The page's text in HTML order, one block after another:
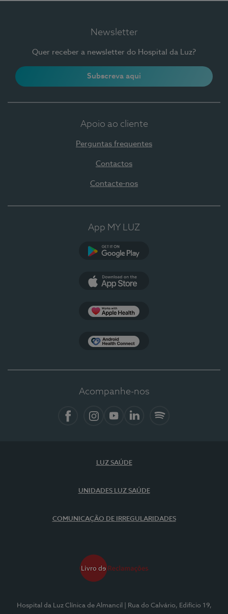
Newsletter
Quer receber a newsletter do Hospital da Luz?
Subscreva aqui
Apoio ao cliente
Perguntas frequentes
Contactos
Contacte-nos
App MY LUZ
Acompanhe-nos
LUZ SAÚDE
UNIDADES LUZ SAÚDE
COMUNICAÇÃO DE IRREGULARIDADES
Hospital da Luz Clínica de Almancil
| Rua do Calvário, Edifício 19,